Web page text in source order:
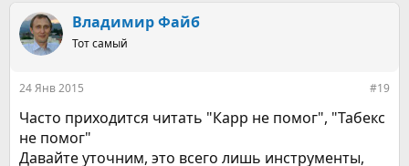
к
ц
и
Владимир Файб
Тот самый
24 Янв 2015 #19
Часто приходится читать "Карр не помог", "Табекс
не помог"
Давайте уточним, это всего лишь инструменты,